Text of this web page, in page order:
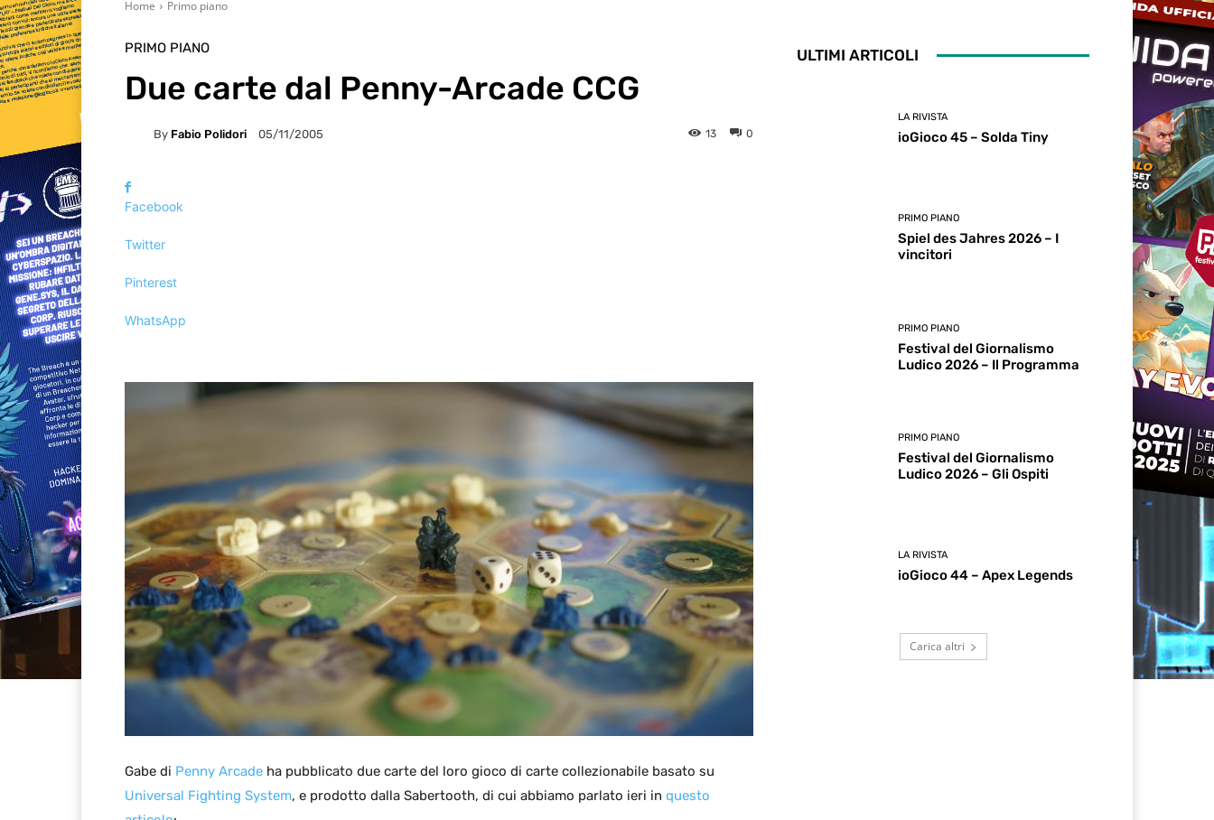
Home Primo piano
PRIMO PIANO
Due carte dal Penny-Arcade CCG
By Fabio Polidori 05/11/2005 0
13
Facebook
Twitter
Pinterest
WhatsApp
Gabe di Penny Arcade ha pubblicato due carte del loro gioco di carte collezionabile basato su
Universal Fighting System, e prodotto dalla Sabertooth, di cui abbiamo parlato ieri in questo
ULTIMI ARTICOLI
LA RIVISTA
ioGioco 45 – Solda Tiny
PRIMO PIANO
Spiel des Jahres 2026 – I
vincitori
PRIMO PIANO
Festival del Giornalismo
Ludico 2026 – Il Programma
PRIMO PIANO
Festival del Giornalismo
Ludico 2026 – Gli Ospiti
LA RIVISTA
ioGioco 44 – Apex Legends
Carica altri